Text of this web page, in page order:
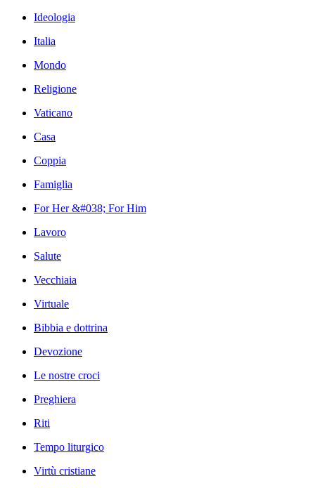
Ideologia
Italia
Mondo
Religione
Vaticano
Casa
Coppia
Famiglia
For Her &#038; For Him
Lavoro
Salute
Vecchiaia
Virtuale
Bibbia e dottrina
Devozione
Le nostre croci
Preghiera
Riti
Tempo liturgico
Virtù cristiane